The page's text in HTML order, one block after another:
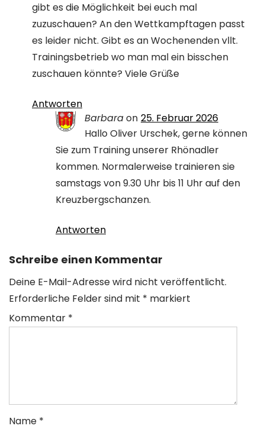
gibt es die Möglichkeit bei euch mal
zuzuschauen? An den Wettkampftagen passt
es leider nicht. Gibt es an Wochenenden vllt.
Trainingsbetrieb wo man mal ein bisschen
zuschauen könnte? Viele Grüße
Antworten
Barbaraon 25. Februar 2026
Hallo Oliver Urschek, gerne können
Sie zum Training unserer Rhönadler
kommen. Normalerweise trainieren sie
samstags von 9.30 Uhr bis 11 Uhr auf den
Kreuzbergschanzen.
Antworten
Schreibe einen Kommentar
Deine E-Mail-Adresse wird nicht veröffentlicht.
Erforderliche Felder sind mit * markiert
Kommentar *
Name *